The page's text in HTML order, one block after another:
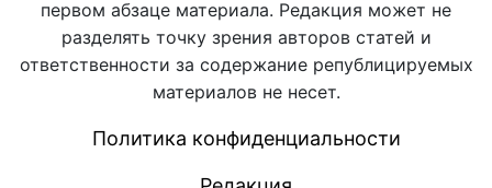
первом абзаце материала. Редакция может не
разделять точку зрения авторов статей и
ответственности за содержание републицируемых
материалов не несет.
Политика конфиденциальности